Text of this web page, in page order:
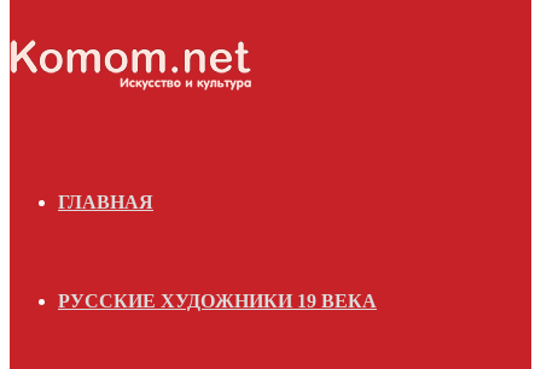
ГЛАВНАЯ
РУССКИЕ ХУДОЖНИКИ 19 ВЕКА